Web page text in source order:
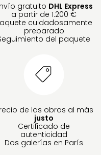
gratuito DHL Express
a partir de 1.200 €
cuidadosamente
preparado
del paquete
de las obras al más
justo
Certificado de
autenticidad
Dos galerías en París